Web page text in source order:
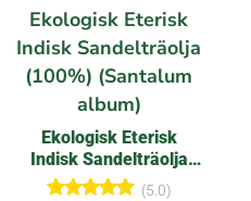
Ekologisk Eterisk
Indisk Sandelträolja
(100%) (5.0)